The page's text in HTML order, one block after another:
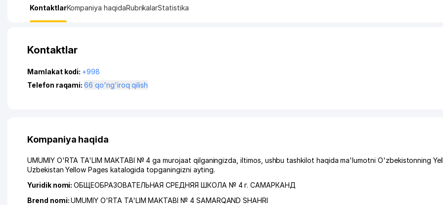
KontaktlarKompaniya haqidaRubrikalarStatistika
Kontaktlar
Mamlakat kodi: +998
Telefon raqami:
66 qo'ng'iroq qilish
Kompaniya haqida
UMUMIY O'RTA TA'LIM MAKTABI № 4 ga murojaat qilganingizda, iltimos, ushbu tashkilot haqida ma'lumotni O'zbekistonning
Uzbekistan Yellow Pages katalogida topganingizni ayting.
Yuridik nomi:ОБЩЕОБРАЗОВАТЕЛЬНАЯ СРЕДНЯЯ ШКОЛА № 4 г. САМАРКАНД
Brend nomi:UMUMIY O'RTA TA'LIM MAKTABI № 4 SAMARQAND SHAHRI